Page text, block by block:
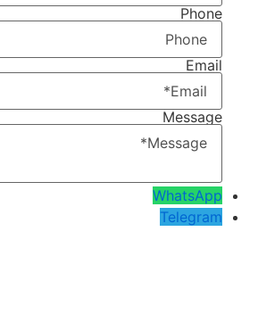
Phone
Email
Message
WhatsApp
Telegram